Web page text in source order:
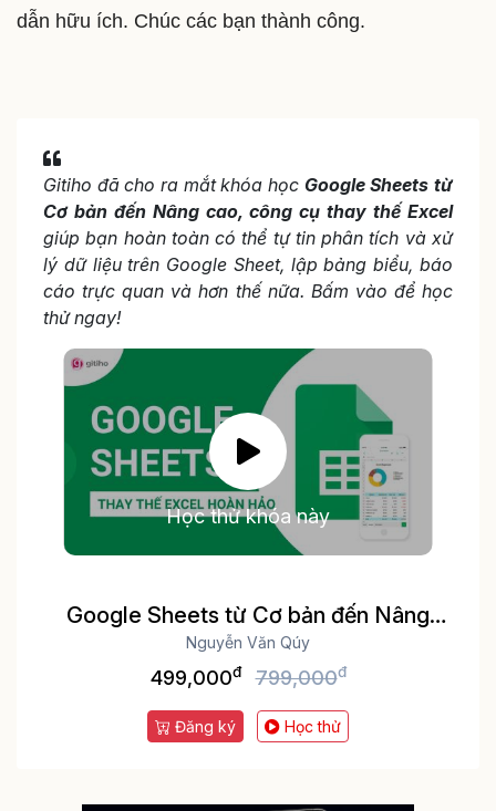
dẫn hữu ích. Chúc các bạn thành công.
Gitiho đã cho ra mắt khóa học Google Sheets từ
Cơ bản đến Nâng cao, công cụ thay thế Excel
giúp bạn hoàn toàn có thể tự tin phân tích và xử
lý dữ liệu trên Google Sheet, lập bảng biểu, báo
cáo trực quan và hơn thế nữa. Bấm vào để học
thử ngay!
Học thử khóa này
Google Sheets từ Cơ bản đến Nâng
cao, công cụ thay thế Excel
Nguyễn Văn Qúy
499,000đ 799,000đ
Đăng ký Học thử